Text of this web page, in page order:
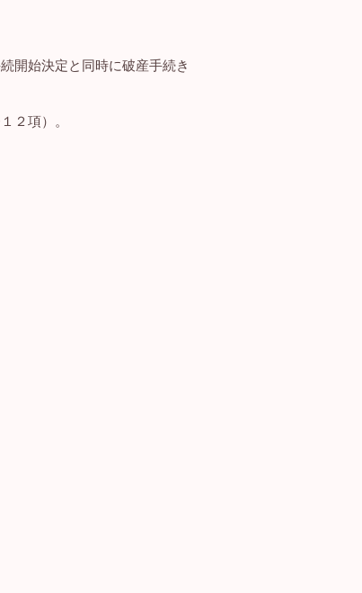
開始決定と同時に破産手続き
２項）。